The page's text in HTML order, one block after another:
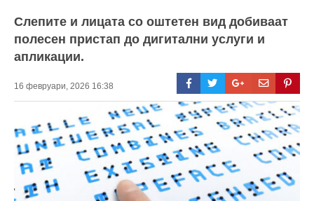
Слепите и лицата со оштетен вид добиваат
полесен пристап до дигитални услуги и
апликации.
16 февруари, 2026 16:38